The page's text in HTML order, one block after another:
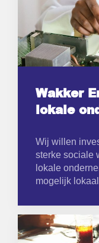
Wakker
lokale
Wij willen
sterke sociale
lokale
mogelijk